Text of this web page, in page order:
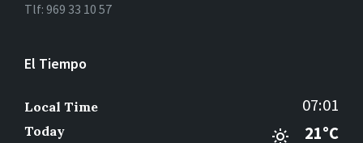
Tlf: 969 33 10 57
El Tiempo
Local Time 07:01
Today 21°C